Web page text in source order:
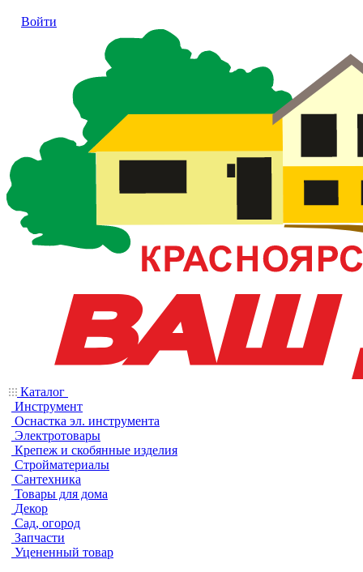
Войти
Каталог
Инструмент
Оснастка эл. инструмента
Электротовары
Крепеж и скобянные изделия
Стройматериалы
Сантехника
Товары для дома
Декор
Сад, огород
Запчасти
Уцененный товар